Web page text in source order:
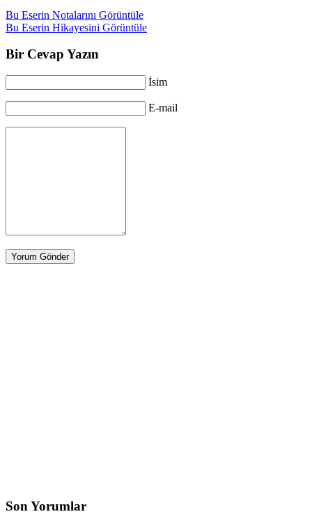
Bu Eserin Notalarını Görüntüle
Bu Eserin Hikayesini Görüntüle
Bir Cevap Yazın
İsim
E-mail
Son Yorumlar